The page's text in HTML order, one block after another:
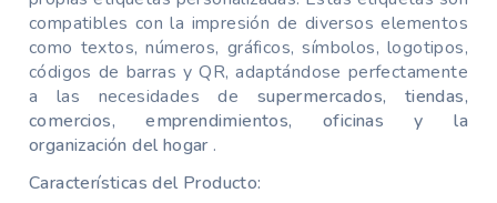
compatibles con la impresión de diversos elementos
como textos, números, gráficos, símbolos, logotipos,
códigos de barras y QR, adaptándose perfectamente
a las necesidades de supermercados, tiendas,
comercios, emprendimientos, oficinas y la
organización del hogar.
Características del Producto: